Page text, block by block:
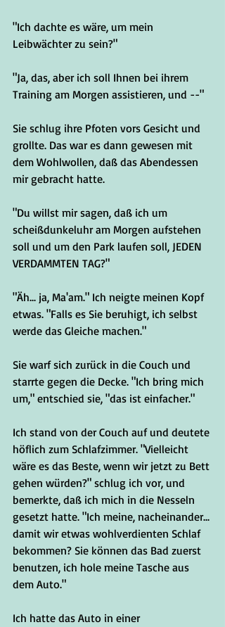
"Ich dachte es wäre, um mein
Leibwächter zu sein?"
"Ja, das, aber ich soll Ihnen bei ihrem
Training am Morgen assistieren, und --"
Sie schlug ihre Pfoten vors Gesicht und
grollte. Das war es dann gewesen mit
dem Wohlwollen, daß das Abendessen
mir gebracht hatte.
"Du willst mir sagen, daß ich um
scheißdunkeluhr am Morgen aufstehen
soll und um den Park laufen soll, JEDEN
VERDAMMTEN TAG?"
"Äh... ja, Ma'am." Ich neigte meinen Kopf
etwas. "Falls es Sie beruhigt, ich selbst
werde das Gleiche machen."
Sie warf sich zurück in die Couch und
starrte gegen die Decke. "Ich bring mich
um," entschied sie, "das ist einfacher."
Ich stand von der Couch auf und deutete
höflich zum Schlafzimmer. "Vielleicht
wäre es das Beste, wenn wir jetzt zu Bett
gehen würden?" schlug ich vor, und
bemerkte, daß ich mich in die Nesseln
gesetzt hatte. "Ich meine, nacheinander...
damit wir etwas wohlverdienten Schlaf
bekommen? Sie können das Bad zuerst
benutzen, ich hole meine Tasche aus
dem Auto."
Ich hatte das Auto in einer